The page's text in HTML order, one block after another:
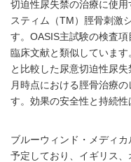
切迫性尿失禁の治療に使
スティム（TM）脛骨刺激
す。OASIS主試験の検査
臨床文献と類似していま
と比較した尿意切迫性尿
月時点における脛骨治療
す。効果の安全性と持続性
ブルーウィンド・メディ
予定しており、イギリス